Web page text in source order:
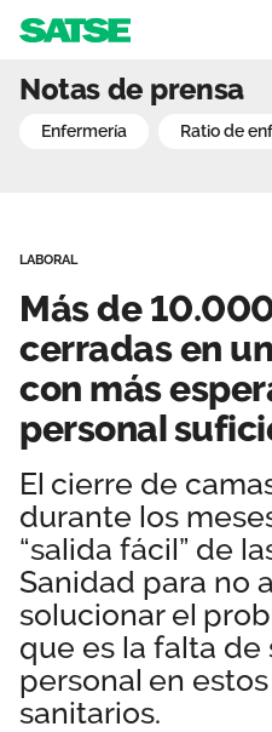
Delegados Sindicales
Estructura organizativa
Transparencia
Secciones sindicales
Servicios
Actualidad
Temas
Sala de prensa
Empleo
Documentos
Vídeos
Extremadura
Contáctanos
Área
Más de
Notas de prensa
enfermería ratio de
LABORAL
Más de
cerradas en
con más
personal
El cierre de
durante los
“salida fácil” de
Sanidad para no
solucionar el
que es la falta
personal en
sanitarios.